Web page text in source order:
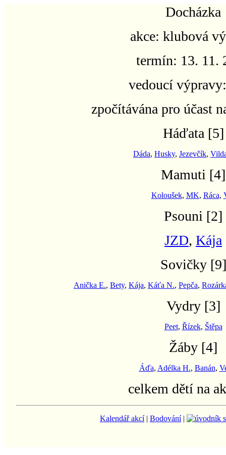
Docházka
akce: klubová
termín: 13. 11.
vedoucí
zpočítávána pro účast
Háďata [5]
Dáda, Husky, Jezevčík,
Mamuti [4]
Koloušek, MK, Ráca,
Psouni [2]
JZD, Kája
Sovičky [9]
Anička E., Bety, Kája, Káťa N., Pepča,
Vydry [3]
Peet, Řízek, Štěpa
Žáby [4]
Áďa, Adélka H., Banán,
celkem dětí na
Kalendář akcí| Bodování|